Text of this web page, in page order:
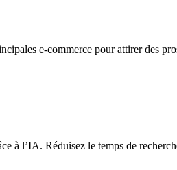
e-commerce pour attirer des
à l’IA. Réduisez le temps de